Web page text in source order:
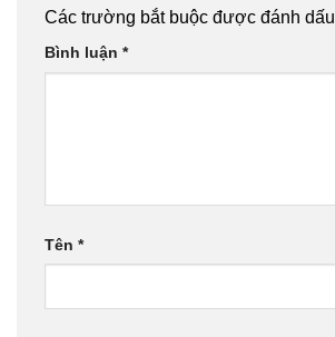
Các trường bắt buộc được đánh dấu
Bình luận *
Tên *